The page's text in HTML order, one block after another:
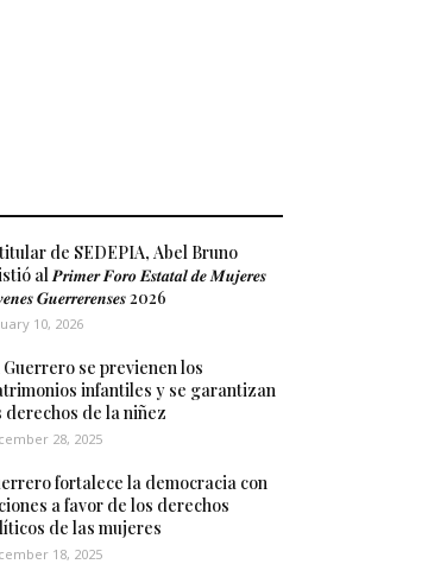
de SEDEPIA, Abel Bruno
al 𝑷𝒓𝒊𝒎𝒆𝒓 𝑭𝒐𝒓𝒐 𝑬𝒔𝒕𝒂𝒕𝒂𝒍 𝒅𝒆 𝑴𝒖𝒋𝒆𝒓𝒆𝒔
𝑮𝒖𝒆𝒓𝒓𝒆𝒓𝒆𝒏𝒔𝒆𝒔 2026
10, 2026
Guerrero se previenen los
infantiles y se garantizan
derechos de la niñez
28, 2025
fortalece la democracia con
a favor de los derechos
de las mujeres
18, 2025